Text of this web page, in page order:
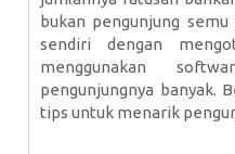
bukan pengunjung
sendiri dengan
menggunakan
pengunjungnya banyak.
tips untuk menarik